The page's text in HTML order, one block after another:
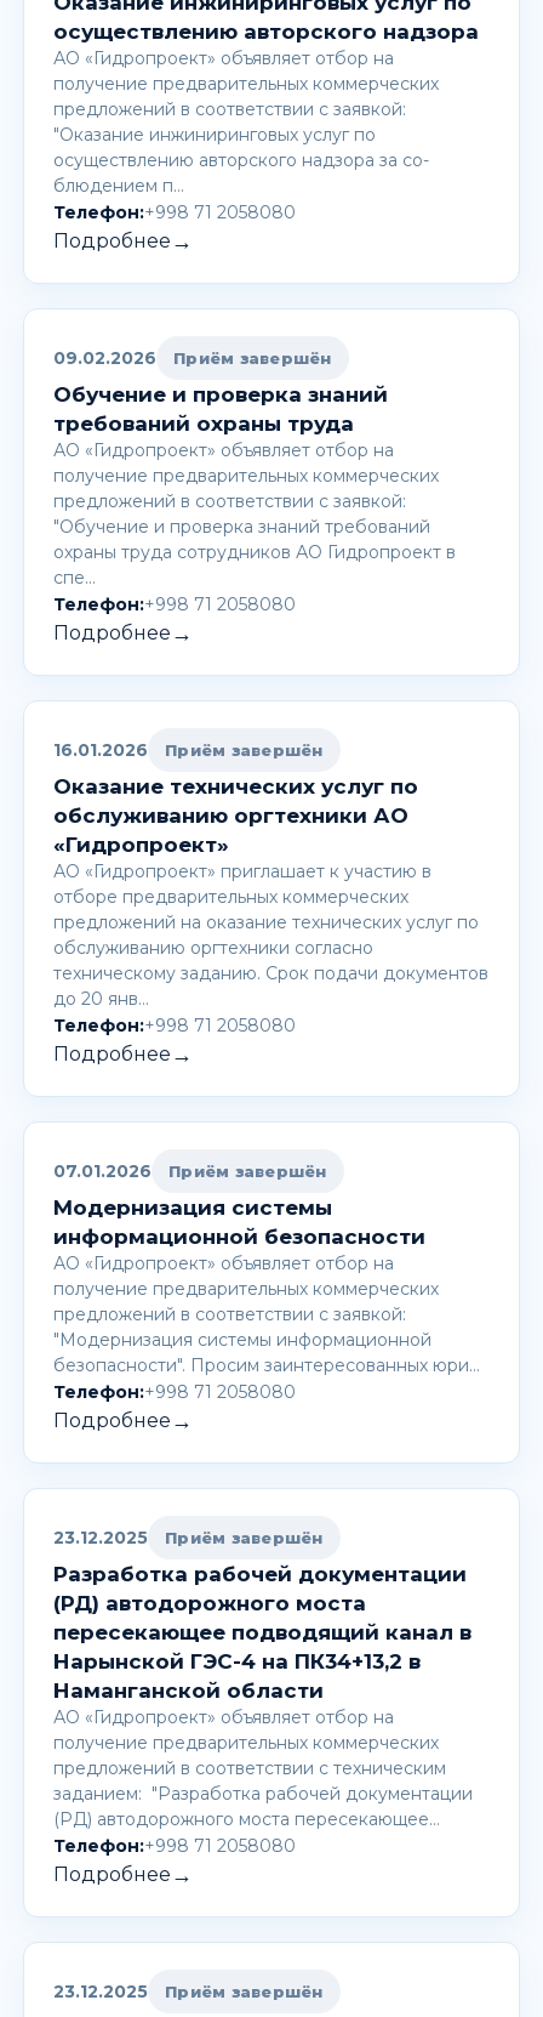
осуществлению авторского надзора
АО «Гидропроект» объявляет отбор на
получение предварительных коммерческих
предложений в соответствии с заявкой:
"Оказание инжиниринговых услуг по
осуществлению авторского надзора за со-
блюдением п…
Телефон:+998 71 2058080
Подробнее →
09.02.2026 Приём завершён
Обучение и проверка знаний
требований охраны труда
АО «Гидропроект» объявляет отбор на
получение предварительных коммерческих
предложений в соответствии с заявкой:
"Обучение и проверка знаний требований
охраны труда сотрудников АО Гидропроект в
спе…
Телефон:+998 71 2058080
Подробнее →
16.01.2026 Приём завершён
Оказание технических услуг по
обслуживанию оргтехники АО
«Гидропроект»
АО «Гидропроект» приглашает к участию в
отборе предварительных коммерческих
предложений на оказание технических услуг по
обслуживанию оргтехники согласно
техническому заданию. Срок подачи документов
до 20 янв…
Телефон:+998 71 2058080
Подробнее →
07.01.2026 Приём завершён
Модернизация системы
информационной безопасности
АО «Гидропроект» объявляет отбор на
получение предварительных коммерческих
предложений в соответствии с заявкой:
"Модернизация системы информационной
безопасности". Просим заинтересованных юри…
Телефон:+998 71 2058080
Подробнее →
23.12.2025 Приём завершён
Разработка рабочей документации
(РД) автодорожного моста
пересекающее подводящий канал в
Нарынской ГЭС-4 на ПК34+13,2 в
Наманганской области
АО «Гидропроект» объявляет отбор на
получение предварительных коммерческих
предложений в соответствии с техническим
заданием: "Разработка рабочей документации
(РД) автодорожного моста пересекающее…
Телефон:+998 71 2058080
Подробнее →
23.12.2025 Приём завершён